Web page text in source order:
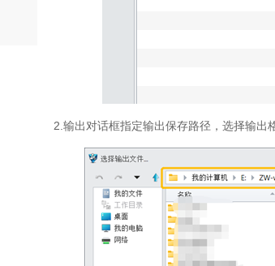
2.输出对话框指定输出保存路径，选择输出
订阅3D教程